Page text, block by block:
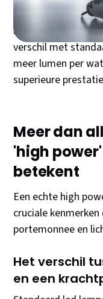
High power led
lichtopbrengst bij
verschil met
meer lumen per
superieure
Meer dan
'high
betekent
Een echte high
cruciale
portemonnee en
Het verschil
en een